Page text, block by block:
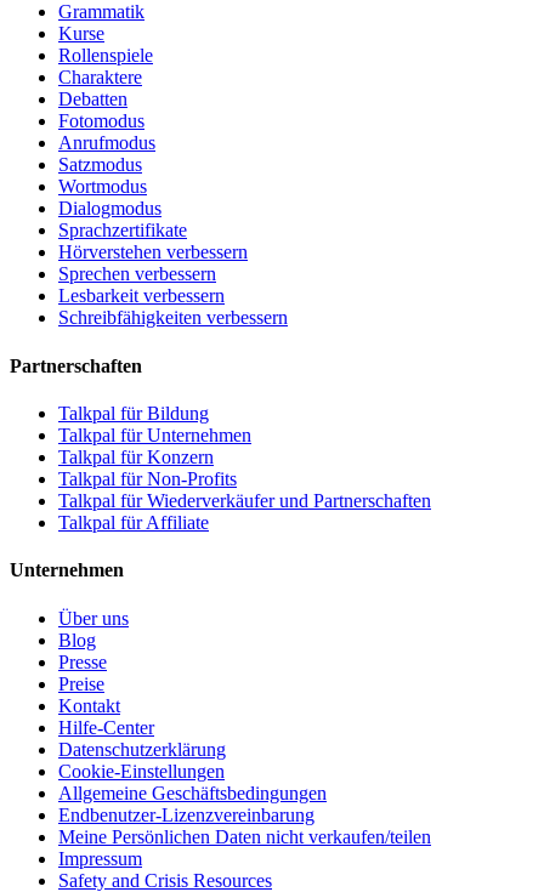
Grammatik
Kurse
Rollenspiele
Charaktere
Debatten
Fotomodus
Anrufmodus
Satzmodus
Wortmodus
Dialogmodus
Sprachzertifikate
Hörverstehen verbessern
Sprechen verbessern
Lesbarkeit verbessern
Schreibfähigkeiten verbessern
Partnerschaften
Talkpal für Bildung
Talkpal für Unternehmen
Talkpal für Konzern
Talkpal für Non-Profits
Talkpal für Wiederverkäufer und Partnerschaften
Talkpal für Affiliate
Unternehmen
Über uns
Blog
Presse
Preise
Kontakt
Hilfe-Center
Datenschutzerklärung
Cookie-Einstellungen
Allgemeine Geschäftsbedingungen
Endbenutzer-Lizenzvereinbarung
Meine Persönlichen Daten nicht verkaufen/teilen
Impressum
Safety and Crisis Resources